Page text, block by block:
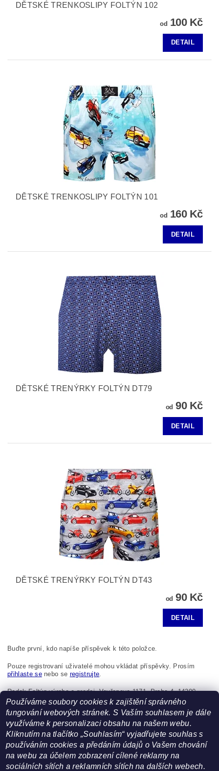
DĚTSKÉ TRENKOSLIPY FOLTÝN 102
od 100 Kč
DETAIL
DĚTSKÉ TRENKOSLIPY FOLTÝN 101
od 160 Kč
DETAIL
DĚTSKÉ TRENÝRKY FOLTÝN DT79
od 90 Kč
DETAIL
DĚTSKÉ TRENÝRKY FOLTÝN DT43
od 90 Kč
DETAIL
Buďte první, kdo napíše příspěvek k této položce.
Pouze registrovaní uživatelé mohou vkládat příspěvky. Prosím
přihlaste senebo se registrujte
Radek Foltýn výroba a prodej, Vavřenova 1171, Praha 4, 14200,
Česká republika, foltynradek@seznam.cz
Používáme soubory cookies k zajištění správného
fungování webových stránek. S Vaším souhlasem je dále
využíváme k personalizaci obsahu na našem webu.
Kliknutím na tlačítko „Souhlasím“ vyjadřujete souhlas s
používáním cookies a předáním údajů o Vašem chování
na webu za účelem zobrazení cílené reklamy na
sociálních sítích a reklamních sítích na dalších webech.